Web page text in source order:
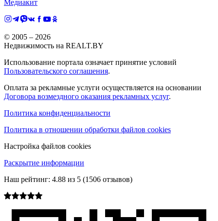
Медиакит
© 2005 – 2026
Недвижимость на REALT.BY
Использование портала означает принятие условий
Пользовательского соглашения.
Оплата за рекламные услуги осуществляется на основании
Договора возмездного оказания рекламных услуг.
Политика конфиденциальности
Политика в отношении обработки файлов cookies
Настройка файлов cookies
Раскрытие информации
Наш рейтинг: 4.88 из 5 (1506 отзывов)